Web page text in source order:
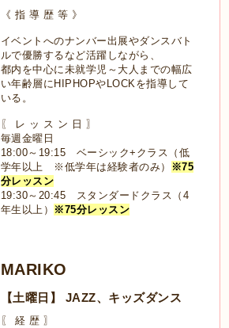
《 指 導 歴 等 》
イベントへのナンバー出展やダンスバト
ルで優勝するなど活躍しながら、
都内を中心に未就学児～大人までの幅広
い年齢層にHIPHOPやLOCKを指導して
いる。
〖 レ ッ ス ン 日 〗
毎週金曜日
18:00～19:15 ベーシック+クラス（低
学年以上 ※低学年は経験者のみ）
※75
分レッスン
19:30～20:45 スタンダードクラス（4
年生以上）
※75分レッスン
MARIKO
【土曜日】 JAZZ、キッズダンス
〖 経 歴 〗